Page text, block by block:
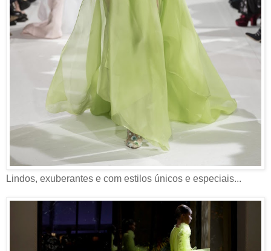
Lindos, exuberantes e com estilos únicos e especiais...